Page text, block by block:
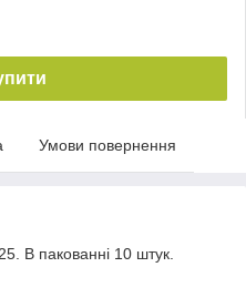
Умови повернення
В пакованні 10 штук.